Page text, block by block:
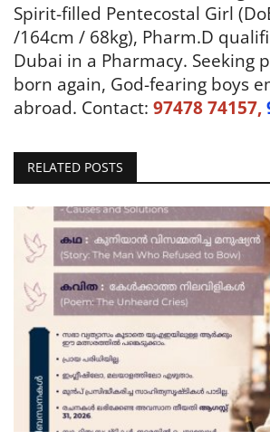
Spirit-filled Pentecostal Girl
/164cm / 68kg), Pharm.D
Dubai in a Pharmacy. Seeking
born again, God-fearing boys
abroad. Contact: 97478 74157,
RELATED POSTS